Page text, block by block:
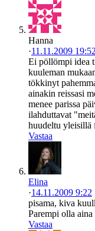
Hanna
·11.11.2009 19:52
Ei pöllömpi idea
kuuleman
tökkinyt
ainakin reissasi
menee parissa
ilahduttavat
huudeltu yleisillä
Vastaa
Elina
·14.11.2009 9:22
pisama, kiva
Parempi olla
Vastaa